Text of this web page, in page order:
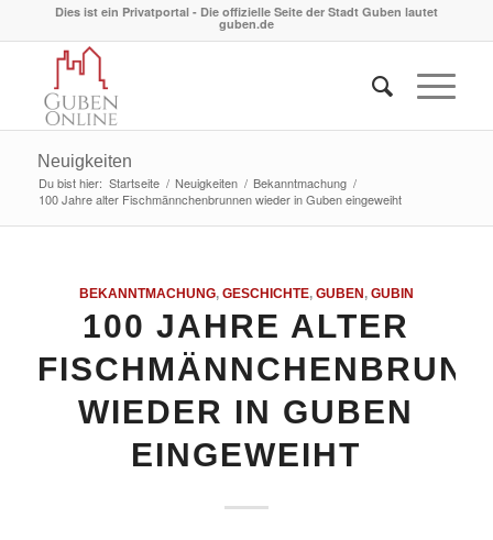
Dies ist ein Privatportal - Die offizielle Seite der Stadt Guben lautet
guben.de
Neuigkeiten
Du bist hier: Startseite / Neuigkeiten / Bekanntmachung /
100 Jahre alter Fischmännchenbrunnen wieder in Guben eingeweiht
BEKANNTMACHUNG, GESCHICHTE, GUBEN, GUBIN
100 JAHRE ALTER
WIEDER IN GUBEN
EINGEWEIHT